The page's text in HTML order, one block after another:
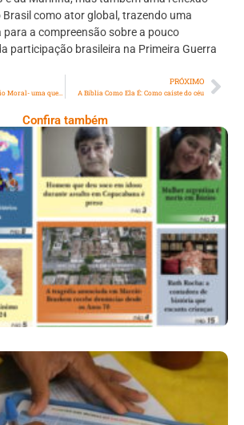
Brasil como ator global, trazendo uma
a compreensão sobre a pouco
participação brasileira na Primeira Guerra
PRÓXIMO
A Bíblia Como Ela É: Como caíste do céu
Confira também
228 – 09 A 15 De Dezembro
De 2023
De Saúde Alerta Sobre A